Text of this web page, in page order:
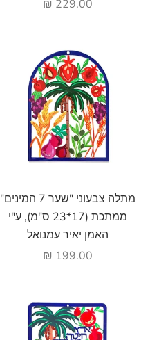
מחיר מבצע
229.00 ₪
הוסף לעגלה
מתלה צבעוני "שער 7 המינים"
ממתכת (17*23 ס"מ), ע"י
האמן יאיר עמנואל
מחיר מבצע
199.00 ₪